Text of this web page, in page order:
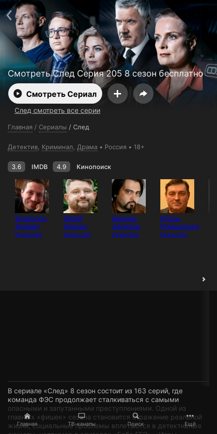
Главная ТВ-каналы Поиск Ещё
Смотреть След Серия 205 8 сезон бесплатно
Смотреть Сериал
След смотреть все серии
Главная / Сериалы / След
Детектив Криминал Драма Россия 18+
3.6 IMDB 4.9 Кинопоиск
Всеволод
Аравин
Режиссёр
Юрий
Харнас
Режиссёр
Камиль
Закиров
Режиссёр
Игорь
Ромащенко
Режиссёр
В сериале «След» 8 сезон состоит из 163 серий, где
команда ФЭС продолжает сталкиваться с самыми
опасными и запутанными преступлениями. Одной из
главных «фишек» сезона становится отражение реальной
жизни, социальные проблемы вплетаются в детективные
Поддержка:support@24h.tv
О сервисе
Пользовательское соглашение
Политика конфиденциальности
Для партнёров
Открыть приложение
Ввести промокод
Установить на ТВ
Бесплатные каналы Контакты